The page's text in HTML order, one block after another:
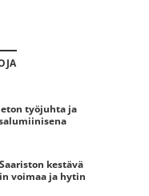
työjuhta ja
kestävä
voimaa ja hytin